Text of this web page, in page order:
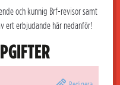
och kunnig Brf-revisor samt
ert erbjudande här nedanför!